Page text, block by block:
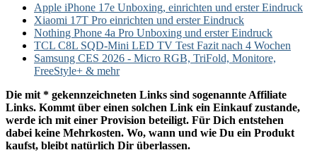
Apple iPhone 17e Unboxing, einrichten und erster Eindruck
Xiaomi 17T Pro einrichten und erster Eindruck
Nothing Phone 4a Pro Unboxing und erster Eindruck
TCL C8L SQD-Mini LED TV Test Fazit nach 4 Wochen
Samsung CES 2026 - Micro RGB, TriFold, Monitore,
FreeStyle+ & mehr
Die mit * gekennzeichneten Links sind sogenannte Affiliate
Links. Kommt über einen solchen Link ein Einkauf zustande,
werde ich mit einer Provision beteiligt. Für Dich entstehen
dabei keine Mehrkosten. Wo, wann und wie Du ein Produkt
kaufst, bleibt natürlich Dir überlassen.